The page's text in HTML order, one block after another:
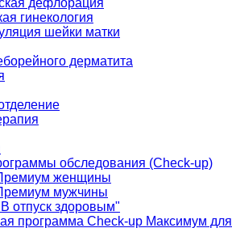
дефлорация
гинекология
шейки матки
дерматита
обследования (Check-up)
женщины
мужчины
отпуск здоровым"
программа Check-up Максимум для